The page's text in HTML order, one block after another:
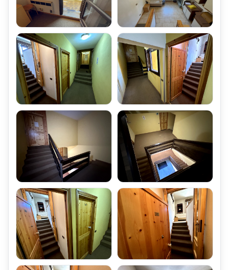
Illuminazione Scale
Pulizia scale
Manutenzione generale